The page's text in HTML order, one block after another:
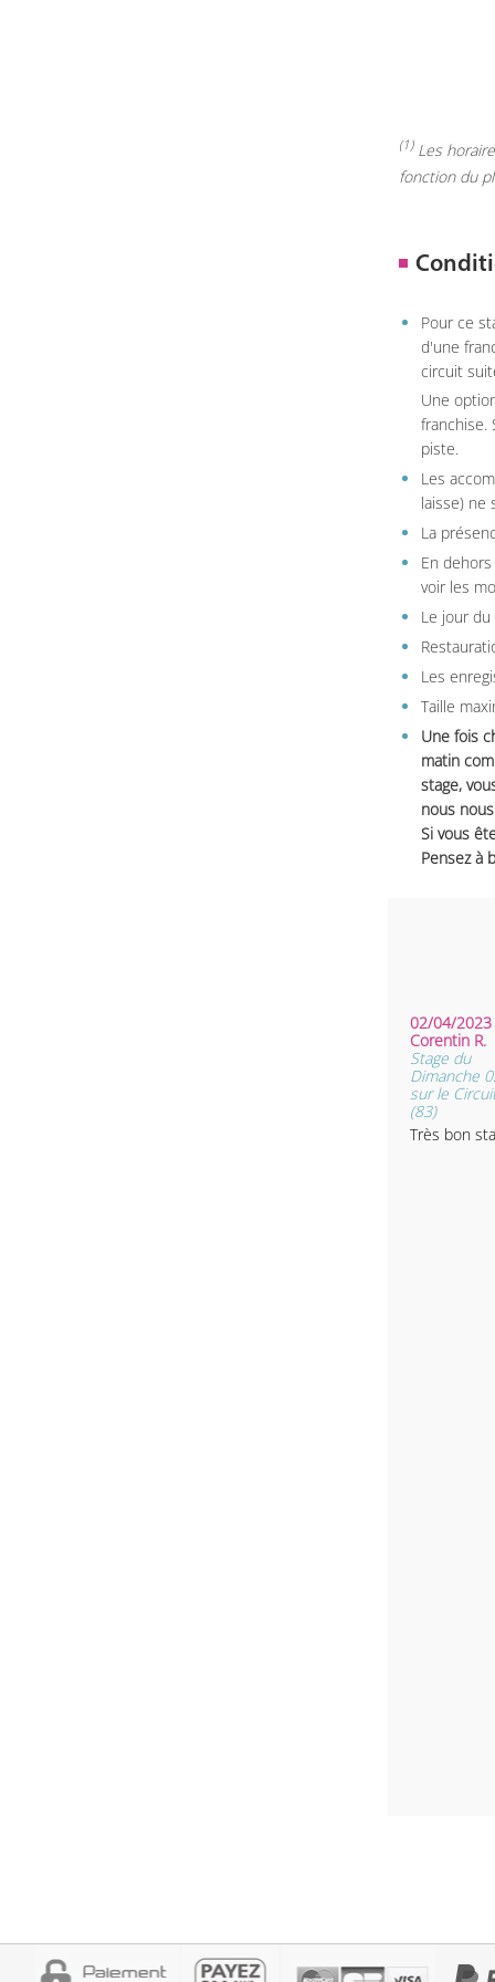
(1)Les
fonction du
Pour ce
d'une
circuit
Une
franchise.
piste.
Les
laisse) ne
La
En
voir les
Le jour
Les
Taille
Une fois
matin
stage,
nous
Si vous
Pensez à
02/04/2023
Corentin R.
Stage du
Dimanche
sur le
(83)
Très bon